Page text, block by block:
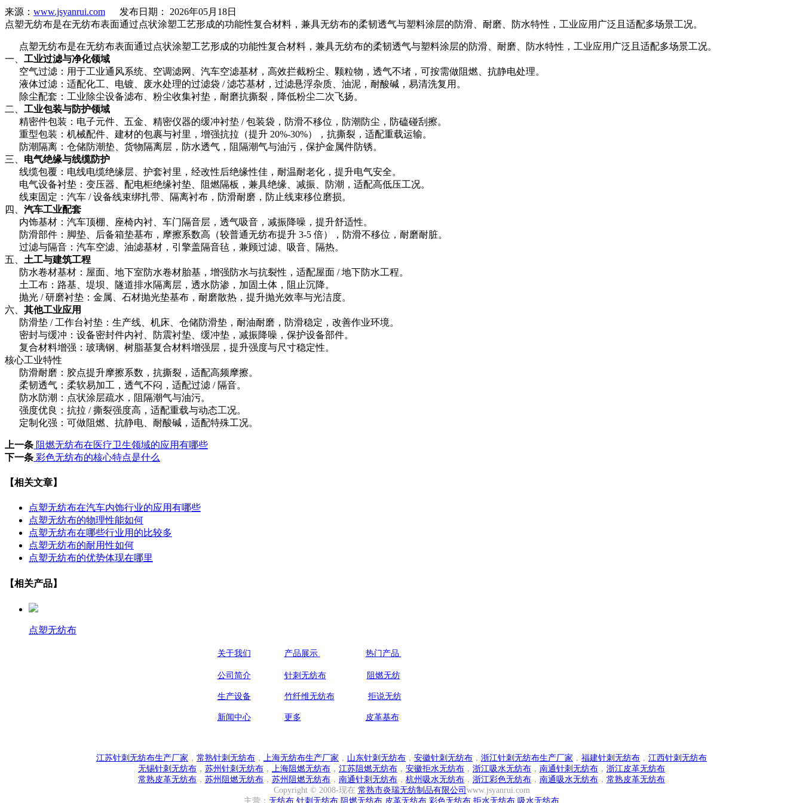
来源： www.jsyanrui.com 发布日期： 2026年05月18日
点塑无纺布是在无纺布表面通过点状涂塑工艺形成的功能性复合材料，兼具无纺布的柔韧透气与塑料涂层的防滑、耐磨、防水特性，工业应用广泛且适配多场景工况。
点塑无纺布是在无纺布表面通过点状涂塑工艺形成的功能性复合材料，兼具无纺布的柔韧透气与塑料涂层的防滑、耐磨、防水特性，工业应用广泛且适配多场景工况。
一、 工业过滤与净化领域
空气过滤：用于工业通风系统、空调滤网、汽车空滤基材，高效拦截粉尘、颗粒物，透气不堵，可按需做阻燃、抗静电处理。
液体过滤：适配化工、电镀、废水处理的过滤袋 / 滤芯基材，过滤悬浮杂质、油泥，耐酸碱，易清洗复用。
除尘配套：工业除尘设备滤布、粉尘收集衬垫，耐磨抗撕裂，降低粉尘二次飞扬。
二、 工业包装与防护领域
精密件包装：电子元件、五金、精密仪器的缓冲衬垫 / 包装袋，防滑不移位，防潮防尘，防磕碰刮擦。
重型包装：机械配件、建材的包裹与衬里，增强抗拉（提升 20%-30%），抗撕裂，适配重载运输。
防潮隔离：仓储防潮垫、货物隔离层，防水透气，阻隔潮气与油污，保护金属件防锈。
三、 电气绝缘与线缆防护
线缆包覆：电线电缆绝缘层、护套衬里，经改性后绝缘性佳，耐温耐老化，提升电气安全。
电气设备衬垫：变压器、配电柜绝缘衬垫、阻燃隔板，兼具绝缘、减振、防潮，适配高低压工况。
线束固定：汽车 / 设备线束绑扎带、隔离衬布，防滑耐磨，防止线束移位磨损。
四、 汽车工业配套
内饰基材：汽车顶棚、座椅内衬、车门隔音层，透气吸音，减振降噪，提升舒适性。
防滑部件：脚垫、后备箱垫基布，摩擦系数高（较普通无纺布提升 3-5 倍），防滑不移位，耐磨耐脏。
过滤与隔音：汽车空滤、油滤基材，引擎盖隔音毡，兼顾过滤、吸音、隔热。
五、 土工与建筑工程
防水卷材基材：屋面、地下室防水卷材胎基，增强防水与抗裂性，适配屋面 / 地下防水工程。
土工布：路基、堤坝、隧道排水隔离层，透水防渗，加固土体，阻止沉降。
抛光 / 研磨衬垫：金属、石材抛光垫基布，耐磨散热，提升抛光效率与光洁度。
六、 其他工业应用
防滑垫 / 工作台衬垫：生产线、机床、仓储防滑垫，耐油耐磨，防滑稳定，改善作业环境。
密封与缓冲：设备密封件内衬、防震衬垫、缓冲垫，减振降噪，保护设备部件。
复合材料增强：玻璃钢、树脂基复合材料增强层，提升强度与尺寸稳定性。
核心工业特性
防滑耐磨：胶点提升摩擦系数，抗撕裂，适配高频摩擦。
柔韧透气：柔软易加工，透气不闷，适配过滤 / 隔音。
防水防潮：点状涂层疏水，阻隔潮气与油污。
强度优良：抗拉 / 撕裂强度高，适配重载与动态工况。
定制化强：可做阻燃、抗静电、耐酸碱，适配特殊工况。
上一条 阻燃无纺布在医疗卫生领域的应用有哪些
下一条 彩色无纺布的核心特点是什么
【相关文章】
点塑无纺布在汽车内饰行业的应用有哪些
点塑无纺布的物理性能如何
点塑无纺布在哪些行业用的比较多
点塑无纺布的耐用性如何
点塑无纺布的优势体现在哪里
【相关产品】
点塑无纺布
关于我们 产品展示 热门产品
公司简介 针刺无纺布 阻燃无纺
生产设备 竹纤维无纺布 拒说无纺
新闻中心 更多 皮革基布
江苏针刺无纺布生产厂家 ， 常熟针刺无纺布 ， 上海无纺布生产厂家 ， 山东针刺无纺布 ， 安徽针刺无纺布 ， 浙江针刺无纺布生产厂家 ， 福建针刺无纺布 ， 江西针刺无纺布
无锡针刺无纺布 ， 苏州针刺无纺布 ， 上海阻燃无纺布 ， 江苏阻燃无纺布 ， 安徽拒水无纺布 ， 浙江吸水无纺布 ， 南通针刺无纺布 ， 浙江皮革无纺布
常熟皮革无纺布 ， 苏州阻燃无纺布 ， 苏州阻燃无纺布 ， 南通针刺无纺布 ， 杭州吸水无纺布 ， 浙江彩色无纺布 ， 南通吸水无纺布 ， 常熟皮革无纺布
Copyright © 2008-现在 常熟市炎瑞无纺制品有限公司 www.jsyanrui.com
主营： 无纺布 针刺无纺布 阻燃无纺布 皮革无纺布 彩色无纺布 拒水无纺布 吸水无纺布